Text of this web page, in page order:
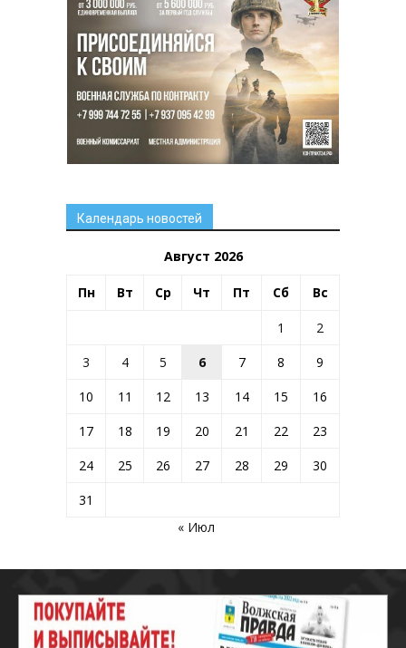
Календарь новостей
Август 2026
Пн Вт Ср Чт Пт Сб Вс
1
2
3
4 5 6 7 8
9
10
11 12 13 14 15
16
17
18 19 20 21 22
23
24
25 26 27 28 29
30
31
« Июл